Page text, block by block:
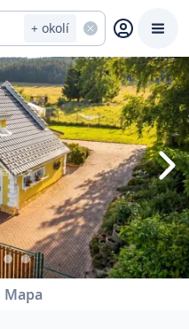
+ okolí
Ceny
Zavřít
Mapa